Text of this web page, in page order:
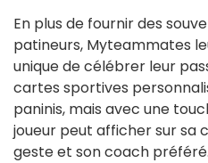
En plus de fournir des
patineurs, Myteammates
unique de célébrer leur
cartes sportives
paninis, mais avec une
joueur peut afficher sur sa
geste et son coach préféré.